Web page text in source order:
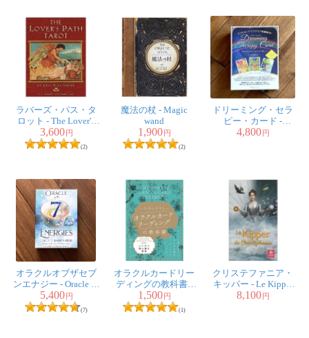
ラバーズ・パス・タ
ロット - The Lover's
Path Tarot
3,600 円
(2)
魔法の杖 - Magic
wand
1,900 円
(2)
ドリーミング・セラ
ピー・カード -
Dreaming Therapy
4,800 円
オラクルオブザセブ
ンエナジー - Oracle of
the Seven Energy
5,400円
(7)
オラクルカードリー
ディングの教科書 -
The easiest Oracle card
reading textbook
1,500円
(1)
クリステファニア・
キッパー - Le Kipper
De Christephania
8,100円